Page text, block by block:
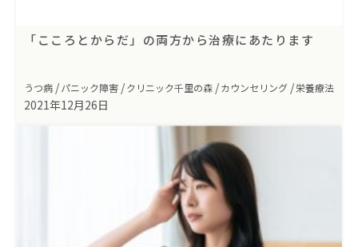
「こころとからだ」の両方から治療にあたります
うつ病 パニック障害 クリニック千里の森 カウンセリング 栄養療法
2021年12月26日